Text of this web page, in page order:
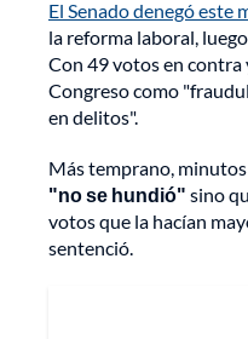
El Senado denegó este
la reforma laboral,
Con 49 votos en contra
Congreso como
en delitos".
Más temprano,
"no se hundió" sino
votos que la hacían
sentenció.